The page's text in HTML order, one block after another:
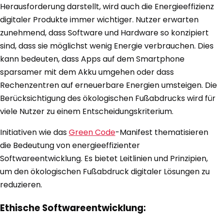
Herausforderung darstellt, wird auch die Energieeffizienz
digitaler Produkte immer wichtiger. Nutzer erwarten
zunehmend, dass Software und Hardware so konzipiert
sind, dass sie möglichst wenig Energie verbrauchen. Dies
kann bedeuten, dass Apps auf dem Smartphone
sparsamer mit dem Akku umgehen oder dass
Rechenzentren auf erneuerbare Energien umsteigen. Die
Berücksichtigung des ökologischen Fußabdrucks wird für
viele Nutzer zu einem Entscheidungskriterium.
Initiativen wie dasGreen Code-Manifest thematisieren
die Bedeutung von energieeffizienter
Softwareentwicklung. Es bietet Leitlinien und Prinzipien,
um den ökologischen Fußabdruck digitaler Lösungen zu
reduzieren.
Ethische Softwareentwicklung: